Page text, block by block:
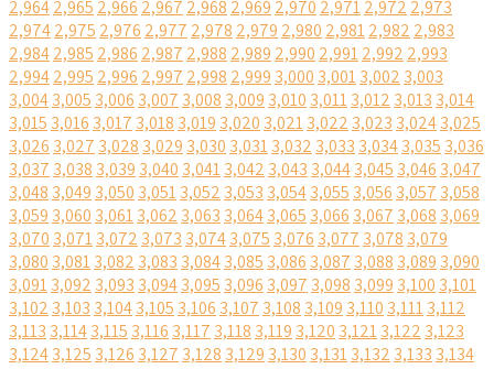
2,9642,965 2,966 2,967 2,968 2,969 2,970 2,9712,972 2,973
2,9742,975 2,976 2,977 2,978 2,979 2,980 2,9812,982 2,983
2,9842,985 2,986 2,987 2,988 2,989 2,990 2,9912,992 2,993
2,9942,995 2,996 2,997 2,998 2,999 3,000 3,0013,002 3,003
3,0043,005 3,006 3,007 3,008 3,009 3,010 3,0113,012 3,013 3,014
3,015 3,016 3,017 3,018 3,019 3,020 3,0213,022 3,023 3,0243,025
3,026 3,027 3,028 3,029 3,030 3,0313,032 3,033 3,0343,035 3,036
3,037 3,038 3,039 3,040 3,0413,042 3,043 3,0443,045 3,046 3,047
3,048 3,049 3,050 3,0513,052 3,053 3,0543,055 3,056 3,057 3,058
3,059 3,060 3,0613,062 3,063 3,0643,065 3,066 3,067 3,068 3,069
3,070 3,0713,072 3,073 3,0743,075 3,076 3,077 3,078 3,079
3,080 3,0813,082 3,083 3,0843,085 3,086 3,087 3,088 3,089 3,090
3,0913,092 3,093 3,0943,095 3,096 3,097 3,098 3,099 3,100 3,101
3,102 3,103 3,1043,105 3,106 3,107 3,108 3,109 3,110 3,1113,112
3,113 3,1143,115 3,116 3,117 3,118 3,119 3,120 3,1213,122 3,123
3,1243,125 3,126 3,127 3,128 3,129 3,130 3,1313,132 3,133 3,134